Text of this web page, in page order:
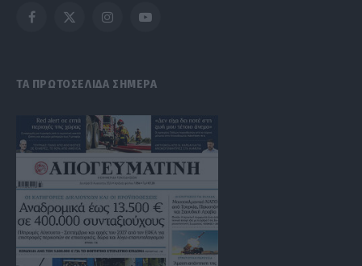
Facebook
X
InstagramYouTube
ΤΑ ΠΡΩΤΟΣΕΛΙΔΑ ΣΗΜΕΡΑ